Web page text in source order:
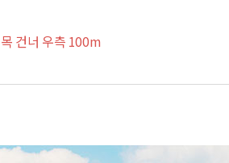
건너 우측 100m